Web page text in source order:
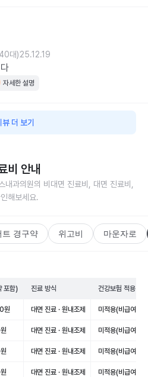
대)25.12.19
자세한 설명
뷰 더 보기
비 안내
내과의원의 비대면 진료비, 대면 진료비,
해보세요.
트 경구약 위고비 마운자로
포함) 진료 방식 건강보험 적용
원 대면 진료 · 원내조제 미적용(비급여)
대면 진료 · 원내조제 미적용(비급여)
대면 진료 · 원내조제 미적용(비급여)
대면 진료 · 원내조제 미적용(비급여)